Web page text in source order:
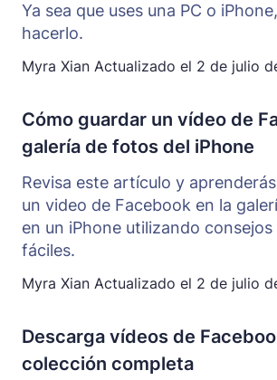
Ya sea que uses una PC o
hacerlo.
Myra Xian Actualizado el 2 de julio
Cómo guardar un vídeo de
galería de fotos del iPhone
Revisa este artículo y
un video de Facebook en la
en un iPhone utilizando
fáciles.
Myra Xian Actualizado el 2 de julio
Descarga vídeos de
colección completa